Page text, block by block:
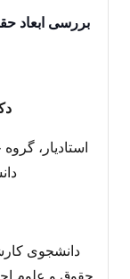
بررسی ابعاد
استادیار،
دانشجوی
حقوق و علوم